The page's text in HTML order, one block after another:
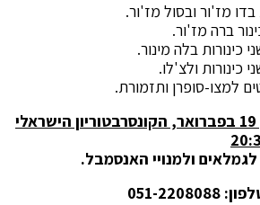
בדו מז'ור ובסול מז'ור.
ברה מז'ור.
בלה מינור.
ולצ'לו.
סופרן ותזמורת.
תל אביב: יום רביעי, 19 בפברואר, הקונסרבטוריון הישראלי
2208088